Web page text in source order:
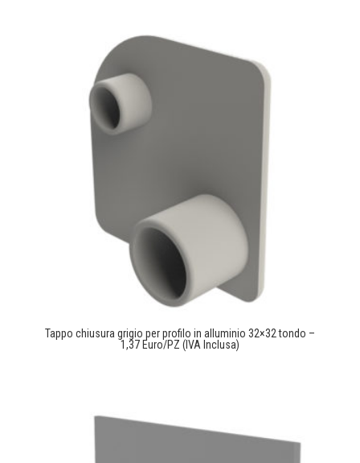
Tappo chiusura grigio per profilo in alluminio 32×32 tondo –
1,37 Euro/PZ (IVA Inclusa)